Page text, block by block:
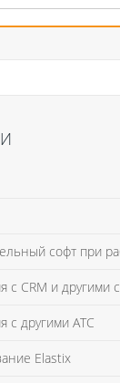
на обработку моих
сПолитикой в
на обработку моих
с Политикой в
софт при
с CRM и другими
с другими АТС
Elastix